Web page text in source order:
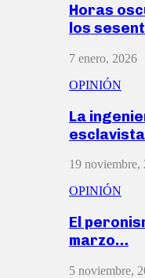
Horas
los
7 enero, 2026
OPINIÓN
La
esclavista
19 noviembre,
OPINIÓN
El
marzo…
5 noviembre,